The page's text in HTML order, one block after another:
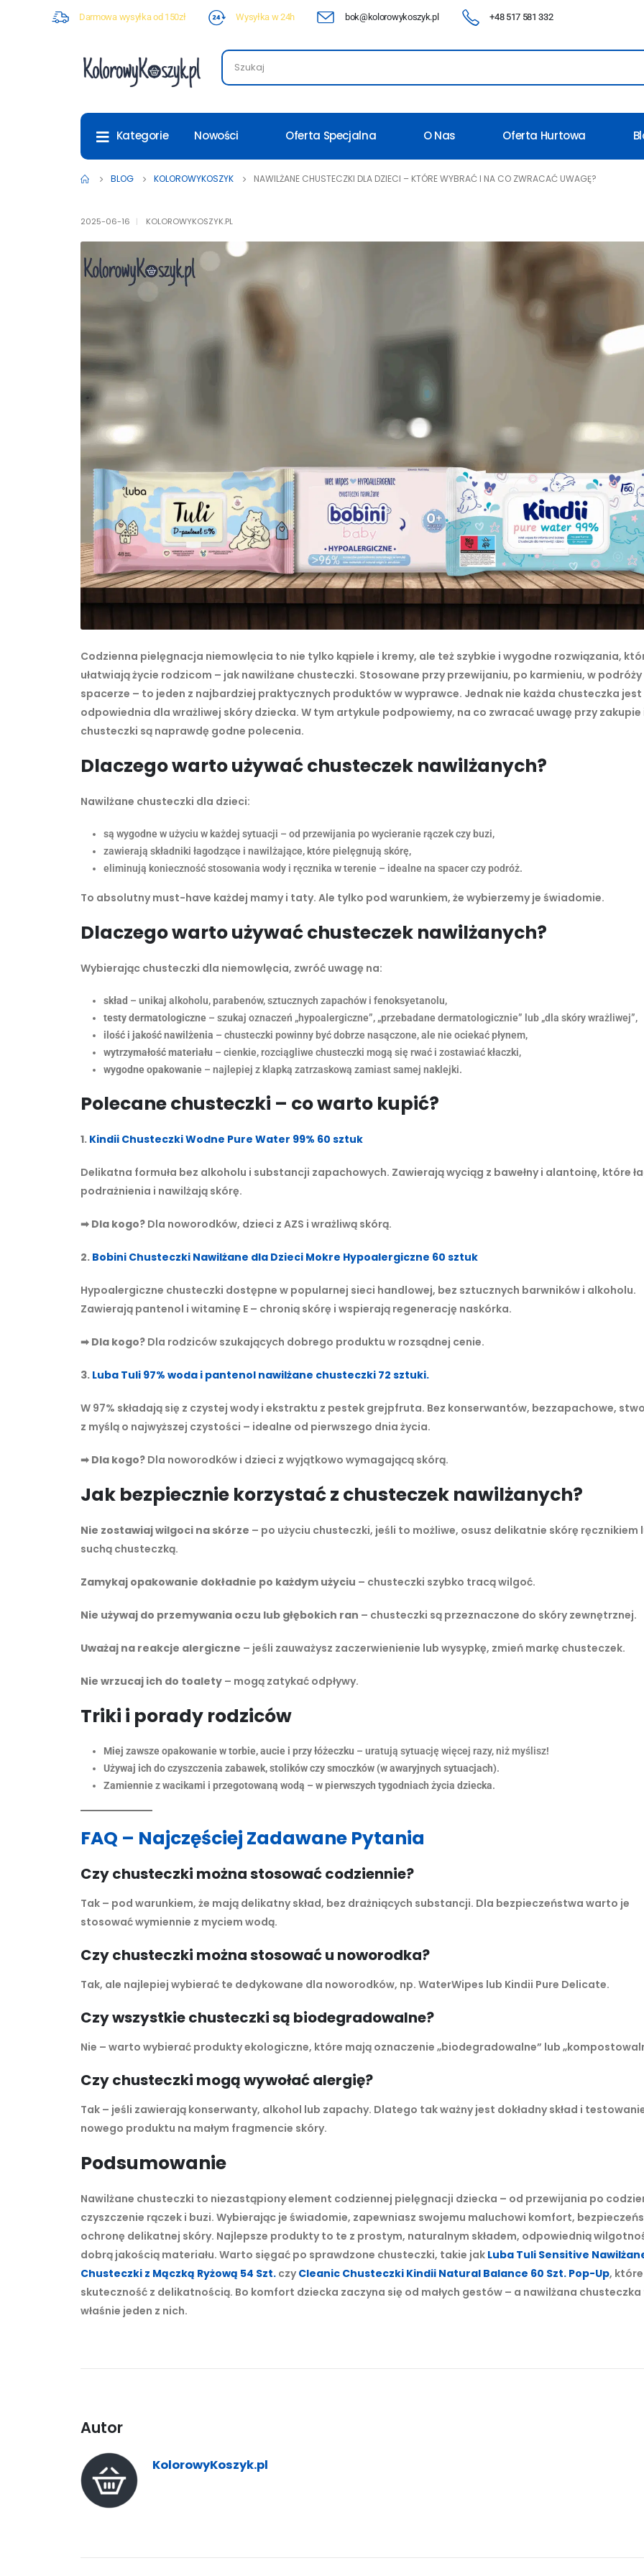
Darmowa wysyłka od 150zł Wysyłka w 24h bok@kolorowykoszyk.pl +48 517 581 332
Kategorie Nowości Oferta Specjalna O Nas Oferta Hurtowa
BLOG KOLOROWYKOSZYK NAWILŻANE CHUSTECZKI DLA DZIECI – KTÓRE WYBRAĆ I NA CO ZWRACAĆ UWAGĘ?
2025-06-16 KOLOROWYKOSZYK.PL
Codzienna pielęgnacja niemowlęcia to nie tylko kąpiele i kremy, ale też szybkie i wygodne rozwiązania,
ułatwiają życie rodzicom – jak nawilżane chusteczki. Stosowane przy przewijaniu, po karmieniu, w podróży
spacerze – to jeden z najbardziej praktycznych produktów w wyprawce. Jednak nie każda chusteczka jest
odpowiednia dla wrażliwej skóry dziecka. W tym artykule podpowiemy, na co zwracać uwagę przy zakupie
chusteczki są naprawdę godne polecenia.
Dlaczego warto używać chusteczek nawilżanych?
Nawilżane chusteczki dla dzieci:
są wygodne w użyciu w każdej sytuacji – od przewijania po wycieranie rączek czy buzi,
zawierają składniki łagodzące i nawilżające, które pielęgnują skórę,
eliminują konieczność stosowania wody i ręcznika w terenie – idealne na spacer czy podróż.
To absolutny must-have każdej mamy i taty. Ale tylko pod warunkiem, że wybierzemy je świadomie.
Dlaczego warto używać chusteczek nawilżanych?
Wybierając chusteczki dla niemowlęcia, zwróć uwagę na:
skład – unikaj alkoholu, parabenów, sztucznych zapachów i fenoksyetanolu,
testy dermatologiczne – szukaj oznaczeń „hypoalergiczne”, „przebadane dermatologicznie” lub „dla skóry wrażliwej”,
ilość i jakość nawilżenia – chusteczki powinny być dobrze nasączone, ale nie ociekać płynem,
wytrzymałość materiału – cienkie, rozciągliwe chusteczki mogą się rwać i zostawiać kłaczki,
wygodne opakowanie – najlepiej z klapką zatrzaskową zamiast samej naklejki.
Polecane chusteczki – co warto kupić?
1. Kindii Chusteczki Wodne Pure Water 99% 60 sztuk
Delikatna formuła bez alkoholu i substancji zapachowych. Zawierają wyciąg z bawełny i alantoinę, które
podrażnienia i nawilżają skórę.
➡ Dla kogo? Dla noworodków, dzieci z AZS i wrażliwą skórą.
2. Bobini Chusteczki Nawilżane dla Dzieci Mokre Hypoalergiczne 60 sztuk
Hypoalergiczne chusteczki dostępne w popularnej sieci handlowej, bez sztucznych barwników i alkoholu.
Zawierają pantenol i witaminę E – chronią skórę i wspierają regenerację naskórka.
➡ Dla kogo? Dla rodziców szukających dobrego produktu w rozsądnej cenie.
3. Luba Tuli 97% woda i pantenol nawilżane chusteczki 72 sztuki.
W 97% składają się z czystej wody i ekstraktu z pestek grejpfruta. Bez konserwantów, bezzapachowe,
z myślą o najwyższej czystości – idealne od pierwszego dnia życia.
➡ Dla kogo? Dla noworodków i dzieci z wyjątkowo wymagającą skórą.
Jak bezpiecznie korzystać z chusteczek nawilżanych?
Nie zostawiaj wilgoci na skórze – po użyciu chusteczki, jeśli to możliwe, osusz delikatnie skórę ręcznikiem
suchą chusteczką.
Zamykaj opakowanie dokładnie po każdym użyciu – chusteczki szybko tracą wilgoć.
Nie używaj do przemywania oczu lub głębokich ran – chusteczki są przeznaczone do skóry zewnętrznej.
Uważaj na reakcje alergiczne – jeśli zauważysz zaczerwienienie lub wysypkę, zmień markę chusteczek.
Nie wrzucaj ich do toalety – mogą zatykać odpływy.
Triki i porady rodziców
Miej zawsze opakowanie w torbie, aucie i przy łóżeczku – uratują sytuację więcej razy, niż myślisz!
Używaj ich do czyszczenia zabawek, stolików czy smoczków (w awaryjnych sytuacjach).
Zamiennie z wacikami i przegotowaną wodą – w pierwszych tygodniach życia dziecka.
FAQ – Najczęściej Zadawane Pytania
Czy chusteczki można stosować codziennie?
Tak – pod warunkiem, że mają delikatny skład, bez drażniących substancji. Dla bezpieczeństwa warto je
stosować wymiennie z myciem wodą.
Czy chusteczki można stosować u noworodka?
Tak, ale najlepiej wybierać te dedykowane dla noworodków, np. WaterWipes lub Kindii Pure Delicate.
Czy wszystkie chusteczki są biodegradowalne?
Nie – warto wybierać produkty ekologiczne, które mają oznaczenie „biodegradowalne” lub
Czy chusteczki mogą wywołać alergię?
Tak – jeśli zawierają konserwanty, alkohol lub zapachy. Dlatego tak ważny jest dokładny skład i
nowego produktu na małym fragmencie skóry.
Podsumowanie
Nawilżane chusteczki to niezastąpiony element codziennej pielęgnacji dziecka – od przewijania po
czyszczenie rączek i buzi. Wybierając je świadomie, zapewniasz swojemu maluchowi komfort,
ochronę delikatnej skóry. Najlepsze produkty to te z prostym, naturalnym składem, odpowiednią
dobrą jakością materiału. Warto sięgać po sprawdzone chusteczki, takie jak Luba Tuli Sensitive
Chusteczki z Mączką Ryżową 54 Szt. czyCleanic Chusteczki Kindii Natural Balance 60 Szt. Pop-Up, które
skuteczność z delikatnością. Bo komfort dziecka zaczyna się od małych gestów – a nawilżana
właśnie jeden z nich.
Autor
KolorowyKoszyk.pl